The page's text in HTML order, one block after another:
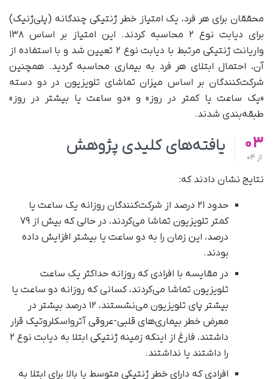
محققان برای هر فرد، یک امتیاز خطر ژنتیکی چندگانه (پلی‌ژنیک)
برای دیابت نوع ۲ محاسبه کردند. این امتیاز بر اساس ۱۳۸
واریانت ژنتیکی مرتبط با دیابت نوع ۲ تعیین شد و با استفاده از
آن، احتمال ابتلای هر فرد به بیماری محاسبه گردید. همچنین
شرکت‌کنندگان بر اساس میزان تماشای تلویزیون در دو دسته
«یک ساعت یا کمتر در روز» و «دو ساعت یا بیشتر در روز»
طبقه‌بندی شدند.
03
از 04
یافته‌های کلیدی پژوهش
نتایج نشان دادند که:
حدود ۲۱ درصد از شرکت‌کنندگان روزانه یک ساعت یا
کمتر تلویزیون تماشا می‌کردند، در حالی که بیش از ۷۹
درصد، این زمان را به دو ساعت یا بیشتر افزایش داده
بودند.
در مقایسه با افرادی که روزانه حداکثر یک ساعت
تلویزیون تماشا می‌کردند، کسانی که روزانه دو ساعت یا
بیشتر پای تلویزیون می‌نشستند، ۱۲ درصد بیشتر در
معرض خطر بیماری‌های قلبی-عروقی آترواسکلروتیک قرار
داشتند، فارغ از اینکه زمینه ژنتیکی ابتلا به دیابت نوع ۲
را داشتند یا نداشتند.
افرادی که دارای خطر ژنتیکی متوسط یا بالا برای ابتلا به